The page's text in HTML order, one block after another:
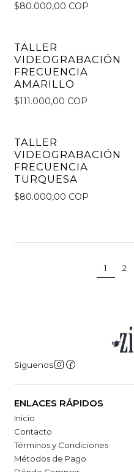
$80.000,00 COP
TALLER
VIDEOGRABACIÓN
FRECUENCIA
AMARILLO
$111.000,00 COP
TALLER
VIDEOGRABACIÓN
FRECUENCIA
TURQUESA
$80.000,00 COP
1 2
Síguenos
ENLACES RÁPIDOS
Inicio
Contacto
Términos y Condiciones
Métodos de Pago